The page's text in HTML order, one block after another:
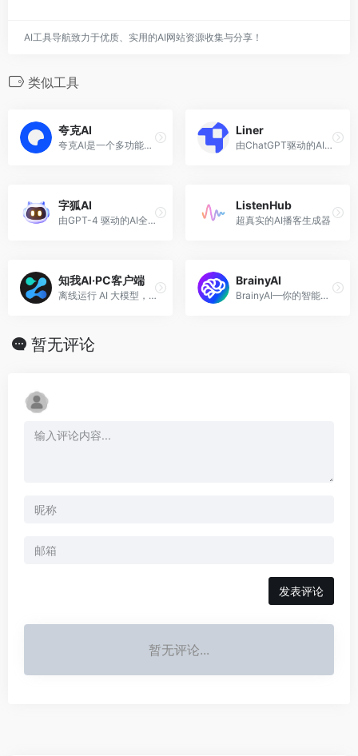
AI工具导航致力于优质、实用的AI网站资源收集与分享！
类似工具
夸克AI
夸克AI是一个多功能AI智能助手，致力于提升用户的学习、工作和生活效率。
Liner
由ChatGPT驱动的AI辅助学习工具，将学习知识的速度提高 10 倍。
字狐AI
由GPT-4 驱动的AI全能助手，支持回答复杂问题、撰写邮件、阅读文章、智能搜索
ListenHub
超真实的AI播客生成器
知我AI·PC客户端
离线运行 AI 大模型，构建你的私有个人知识库，对话式提取文件知识，保证个人文件数据安全
BrainyAI
BrainyAI—你的智能网页助手，一款聚合AI大模型和搜索引擎的浏览器插件
暂无评论
发表评论
暂无评论...